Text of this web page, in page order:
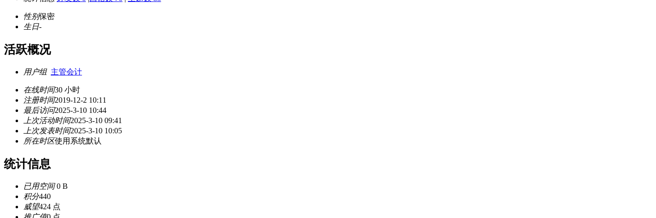
性别保密
生日-
活跃概况
用户组 主管会计
在线时间30 小时
注册时间2019-12-2 10:11
最后访问2025-3-10 10:44
上次活动时间2025-3-10 09:41
上次发表时间2025-3-10 10:05
所在时区使用系统默认
统计信息
已用空间0 B
积分440
威望424 点